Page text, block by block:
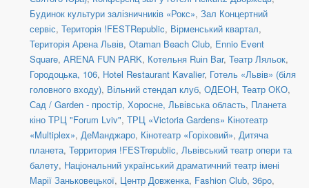
Будинок культури залізничників «Рокс», Зал Концертний
сервіс, Територія !FESTRepublic, Вірменський квартал,
Територія Арена Львів, Otaman Beach Club, Ennio Event
Square, ARENA FUN PARK, Котельня Ruіn Bar, Театр Ляльок,
Городоцька, 106, Hotel Restaurant Kavalier, Готель «Львів» (біля
головного входу), Вільний стендап клуб, ОДЕОН, Театр ОКО,
Сад / Garden - простір, Хоросне, Львівська область, Планета
кіно ТРЦ "Forum Lviv", ТРЦ «Victoria Gardens» Кінотеатр
«Multiplex», ДеМанджаро, Кінотеатр «Горіховий», Дитяча
планета, Территория !FESTrepublic, Львівський театр опери та
балету, Національний український драматичний театр імені
Марії Заньковецької, Центр Довженка, Fashion Club, 36po,